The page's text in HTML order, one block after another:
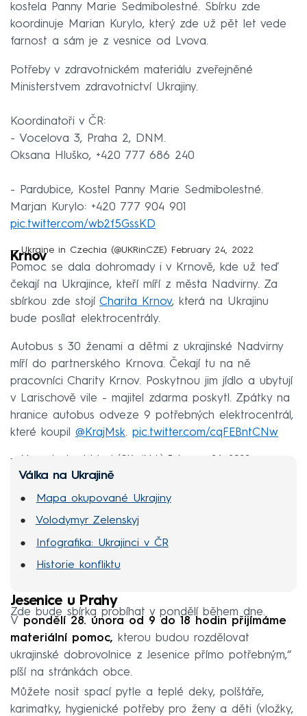
kostela Panny Marie Sedmibolestné. Sbírku zde
koordinuje Marian Kurylo, který zde už pět let vede
farnost a sám je z vesnice od Lvova.
Potřeby v zdravotnickém materiálu zveřejněné
Ministerstvem zdravotnictví Ukrajiny.
Koordinatoři v ČR:
- Vocelova 3, Praha 2, DNM.
Oksana Hluško, +420 777 686 240
- Pardubice, Kostel Panny Marie Sedmibolestné.
Marjan Kurylo: +420 777 904 901
pic.twitter.com/wb2f5GssKD
— Ukraine in Czechia (@UKRinCZE) February 24, 2022
Krnov
Pomoc se dala dohromady i v Krnově, kde už teď
čekají na Ukrajince, kteří míří z města Nadvirny. Za
sbírkou zde stojí Charita Krnov, která na Ukrajinu
bude posílat elektrocentrály.
Autobus s 30 ženami a dětmi z ukrajinské Nadvirny
míří do partnerského Krnova. Čekají tu na ně
pracovníci Charity Krnov. Poskytnou jim jídlo a ubytují
v Larischově vile - majitel zdarma poskytl. Zpátky na
hranice autobus odveze 9 potřebných elektrocentrál,
které koupil @KrajMsk. pic.twitter.com/cqFEBntCNw
— Moravskoslezský kraj (@KrajMsk) February 26, 2022
Válka na Ukrajině
Mapa okupované Ukrajiny
Volodymyr Zelenskyj
Infografika: Ukrajinci v ČR
Historie konfliktu
Jesenice u Prahy
Zde bude sbírka probíhat v pondělí během dne.
V pondělí 28. února od 9 do 18 hodin přijímáme
materiální pomoc, kterou budou rozdělovat
ukrajinské dobrovolnice z Jesenice přímo potřebným,“
píší na stránkách obce.
Můžete nosit spací pytle a teplé deky, polštáře,
karimatky, hygienické potřeby pro ženy a děti (vložky,